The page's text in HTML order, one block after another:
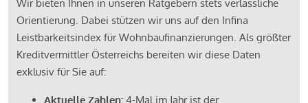
Wir bieten Ihnen in unseren Ratgebern stets verlässliche
Orientierung. Dabei stützen wir uns auf den Infina
Leistbarkeitsindex für Wohnbaufinanzierungen. Als größter
Kreditvermittler Österreichs bereiten wir diese Daten
exklusiv für Sie auf:
Aktuelle Zahlen: 4-Mal im Jahr ist der